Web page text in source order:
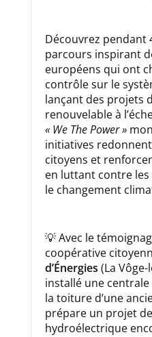
Découvrez pendant
parcours inspirant
européens qui ont
contrôle sur le
lançant des projets
renouvelable à
« We The Power »
initiatives
citoyens et
en luttant contre les
le changement
💡 Avec le
coopérative
d’Énergies (La
installé une
la toiture d’une
prépare un projet
hydroélectrique